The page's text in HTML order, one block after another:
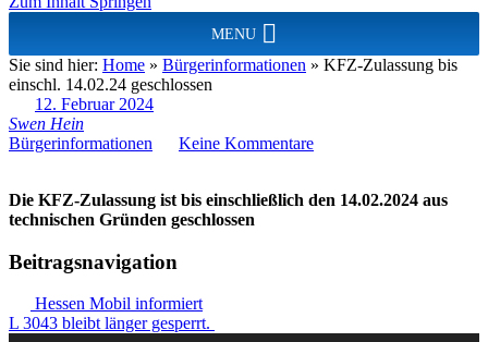
MENU
Sie sind hier: Home » Bürgerinformationen » KFZ-Zulassung bis
einschl. 14.02.24 geschlossen
12. Februar 2024
Swen Hein
Bürgerinformationen
Keine Kommentare
Die KFZ-Zulassung ist bis einschließlich den 14.02.2024 aus
technischen Gründen geschlossen
Beitragsnavigation
Hessen Mobil informiert
L 3043 bleibt länger gesperrt.